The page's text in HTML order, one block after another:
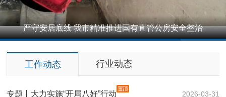
严守安居底线 我市精准推进国有直管公房安全整治
工作动态 行业动态
2026-03-31
专题丨大力实施“开局八好”行动